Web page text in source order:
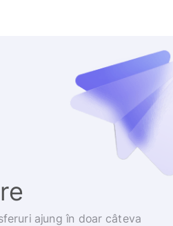
ajung în doar câteva